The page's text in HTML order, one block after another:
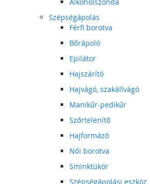
Szépségápolás
Férfi borotva
Bőrápoló
Epilátor
Hajszárító
Hajvágó, szakállvágó
Manikűr-pedikűr
Szőrtelenítő
Hajformázó
Női borotva
Sminktükör
Szépségápolási eszköz